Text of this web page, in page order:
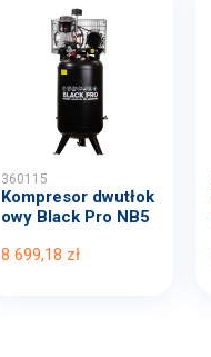
360115
Kompresor dwutłok
owy Black Pro NB5
8 699,18 zł